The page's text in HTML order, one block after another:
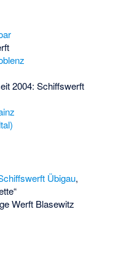
2004: Schiffswerft
Übigau,
Werft Blasewitz